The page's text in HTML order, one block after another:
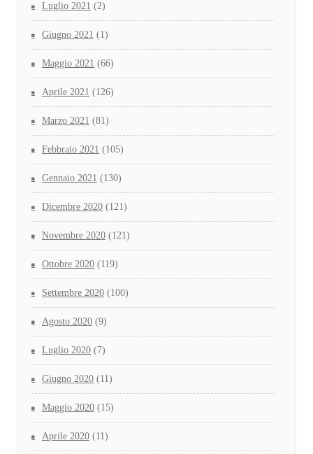
Luglio 2021 (2)
Giugno 2021 (1)
Maggio 2021 (66)
Aprile 2021 (126)
Marzo 2021 (81)
Febbraio 2021 (105)
Gennaio 2021 (130)
Dicembre 2020 (121)
Novembre 2020 (121)
Ottobre 2020 (119)
Settembre 2020 (100)
Agosto 2020 (9)
Luglio 2020 (7)
Giugno 2020 (11)
Maggio 2020 (15)
Aprile 2020 (11)